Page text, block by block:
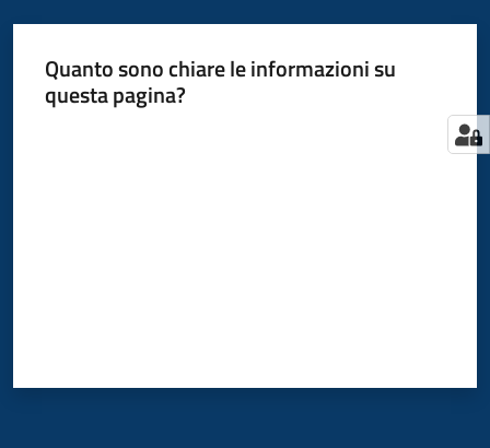
Quanto sono chiare le informazioni su
questa pagina?